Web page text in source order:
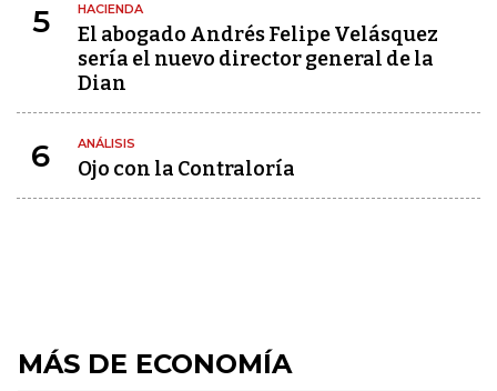
5 HACIENDA
El abogado Andrés Felipe Velásquez
sería el nuevo director general de la
Dian
6 ANÁLISIS
Ojo con la Contraloría
MÁS DE ECONOMÍA